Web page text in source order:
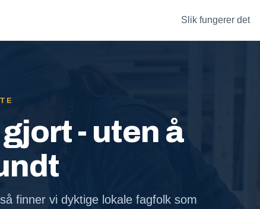
Slik fungerer det
- uten å
finner vi dyktige lokale fagfolk som